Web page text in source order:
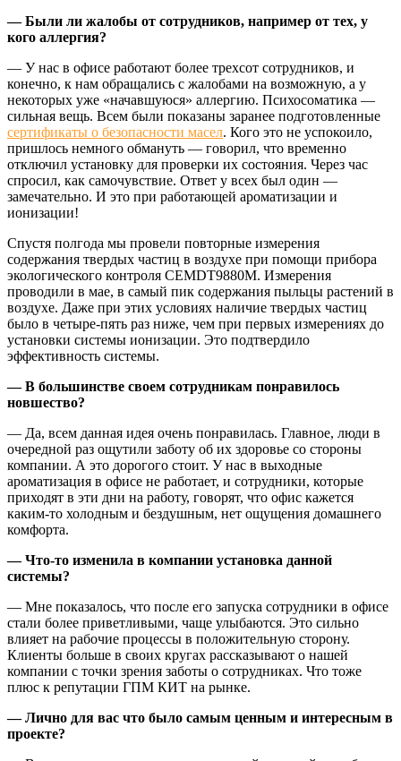
— Были ли жалобы от сотрудников, например от тех, у
кого аллергия?
— У нас в офисе работают более трехсот сотрудников, и
конечно, к нам обращались с жалобами на возможную, а у
некоторых уже «начавшуюся» аллергию. Психосоматика —
сильная вещь. Всем были показаны заранее подготовленные
сертификаты о безопасности масел. Кого это не успокоило,
пришлось немного обмануть — говорил, что временно
отключил установку для проверки их состояния. Через час
спросил, как самочувствие. Ответ у всех был один —
замечательно. И это при работающей ароматизации и
ионизации!
Спустя полгода мы провели повторные измерения
содержания твердых частиц в воздухе при помощи прибора
экологического контроля CEMDT9880М. Измерения
проводили в мае, в самый пик содержания пыльцы растений в
воздухе. Даже при этих условиях наличие твердых частиц
было в четыре-пять раз ниже, чем при первых измерениях до
установки системы ионизации. Это подтвердило
эффективность системы.
— В большинстве своем сотрудникам понравилось
новшество?
— Да, всем данная идея очень понравилась. Главное, люди в
очередной раз ощутили заботу об их здоровье со стороны
компании. А это дорогого стоит. У нас в выходные
ароматизация в офисе не работает, и сотрудники, которые
приходят в эти дни на работу, говорят, что офис кажется
каким-то холодным и бездушным, нет ощущения домашнего
комфорта.
— Что-то изменила в компании установка данной
системы?
— Мне показалось, что после его запуска сотрудники в офисе
стали более приветливыми, чаще улыбаются. Это сильно
влияет на рабочие процессы в положительную сторону.
Клиенты больше в своих кругах рассказывают о нашей
компании с точки зрения заботы о сотрудниках. Что тоже
плюс к репутации ГПМ КИТ на рынке.
— Лично для вас что было самым ценным и интересным в
проекте?